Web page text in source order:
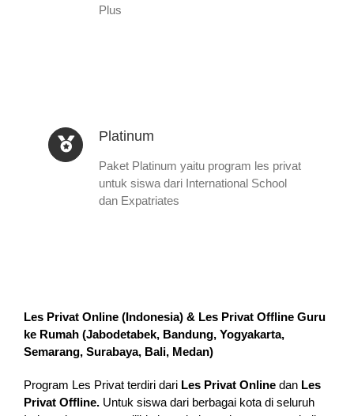
Plus
Platinum
Paket Platinum yaitu program les privat
untuk siswa dari International School
dan Expatriates
Les Privat Online (Indonesia) & Les Privat Offline Guru
ke Rumah (Jabodetabek, Bandung, Yogyakarta,
Semarang, Surabaya, Bali, Medan)
Program Les Privat terdiri dari Les Privat Online dan Les
Privat Offline. Untuk siswa dari berbagai kota di seluruh